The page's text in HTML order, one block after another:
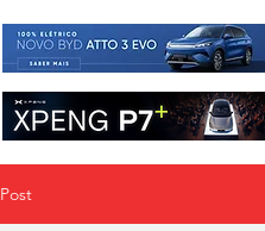
Post